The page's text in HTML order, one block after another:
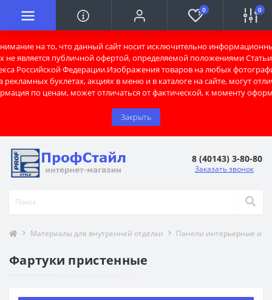
на то, что данный сайт носит исключительно
не является публичной офертой, определяемой положениями Статьи
Российской Федерации.Изображения товаров на любых
рекламных буклетах, акциях в меню и в каталоге на сайте, могут
по ценам, может отличаться от фактической, к моменту
Закрыть
0 0
8 (40143) 3-80-80
Заказать звонок
Материалы для внутренней отделки Панели интерьерные и
Фартуки пристенные